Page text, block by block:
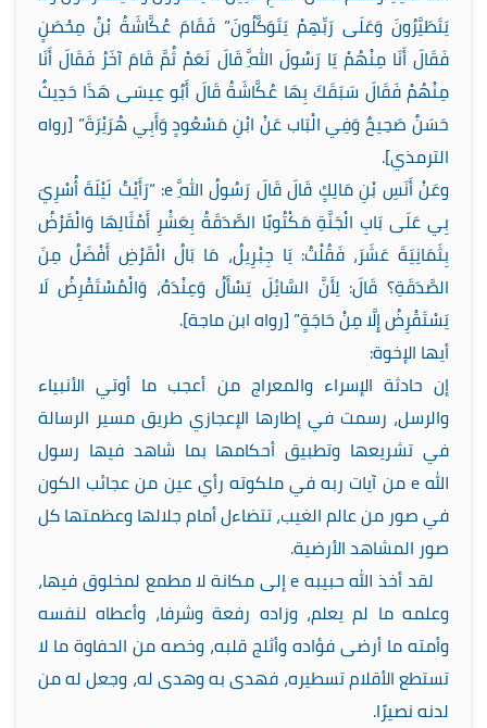
يَتَطَيَّرُونَ وَعَلَى رَبِّهِمْ يَتَوَكَّلُونَ” فَقَامَ عُكَّاشَةُ بْنُ مِحْصَنٍ
فَقَالَ أَنَا مِنْهُمْ يَا رَسُولَ اللَّهِ قَالَ نَعَمْ ثُمَّ قَامَ آخَرُ فَقَالَ أَنَا
مِنْهُمْ فَقَالَ سَبَقَكَ بِهَا عُكَّاشَةُ قَالَ أَبُو عِيسَى هَذَا حَدِيثٌ
حَسَنٌ صَحِيحٌ وَفِي الْبَاب عَنْ ابْنِ مَسْعُودٍ وَأَبِي هُرَيْرَةَ” [رواه
الترمذي].
وعَنْ أَنَسِ بْنِ مَالِكٍ قَالَ قَالَ رَسُولُ اللَّهِe: “رَأَيْتُ لَيْلَةَ أُسْرِيَ
بِي عَلَى بَابِ الْجَنَّةِ مَكْتُوبًا الصَّدَقَةُ بِعَشْرِ أَمْثَالِهَا وَالْقَرْضُ
بِثَمَانِيَةَ عَشَرَ، فَقُلْتُ: يَا جِبْرِيلُ، مَا بَالُ الْقَرْضِ أَفْضَلُ مِنَ
الصَّدَقَةِ؟ قَالَ: لِأَنَّ السَّائِلَ يَسْأَلُ وَعِنْدَهُ، وَالْمُسْتَقْرِضُ لَا
يَسْتَقْرِضُ إِلَّا مِنْ حَاجَةٍ” [رواه ابن ماجة].
أيها الإخوة:
إن حادثة الإسراء والمعراج من أعجب ما أوتي الأنبياء
والرسل، رسمت في إطارها الإعجازي طريق مسير الرسالة
في تشريعها وتطبيق أحكامها بما شاهد فيها رسول
اللهeمن آيات ربه في ملكوته رأي عين من عجائب الكون
في صور من عالم الغيب، تتضاءل أمام جلالها وعظمتها كل
صور المشاهد الأرضية.
لقد أخذ الله حبيبهeإلى مكانة لا مطمع لمخلوق فيها،
وعلمه ما لم يعلم، وزاده رفعة وشرفا، وأعطاه لنفسه
وأمته ما أرضى فؤاده وأثلج قلبه، وخصه من الحفاوة ما لا
تستطع الأقلام تسطيره، فهدى به وهدى له، وجعل له من
لدنه نصيرًا.